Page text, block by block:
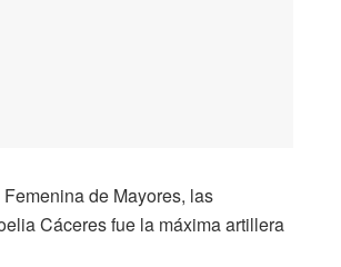
de Mayores, las
Cáceres fue la máxima artillera